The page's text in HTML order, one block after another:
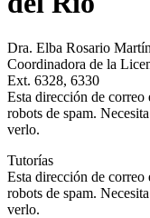
Dra. Elba Rosario
Coordinadora de la
Ext. 6328, 6330
Esta dirección de correo
robots de spam.
verlo.
Tutorías
Esta dirección de correo
robots de spam.
verlo.